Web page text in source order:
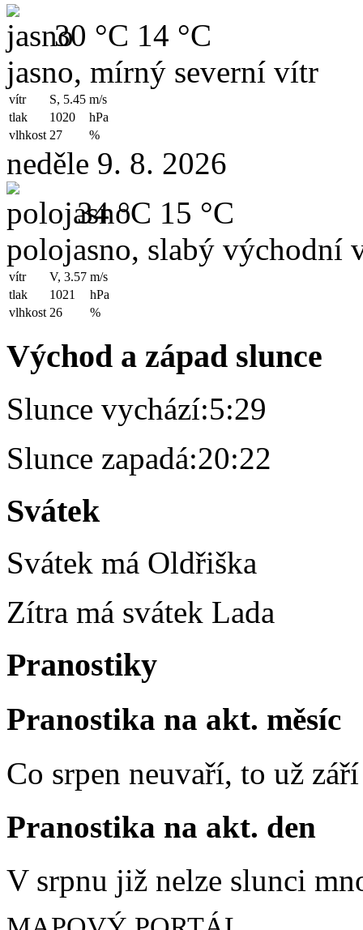
30 °C 14 °C
jasno, mírný severní vítr
vítr S, 5.45 m/s
tlak
1020
hPa
vlhkost 27 %
neděle 9. 8. 2026
34 °C 15 °C
polojasno, slabý východní
vítr V, 3.57 m/s
tlak
1021
hPa
vlhkost 26 %
Východ a západ slunce
Slunce vychází:5:29
Slunce zapadá:20:22
Svátek
Svátek má Oldřiška
Zítra má svátek Lada
Pranostiky
Pranostika na akt. měsíc
Co srpen neuvaří, to už
Pranostika na akt. den
V srpnu již nelze slunci